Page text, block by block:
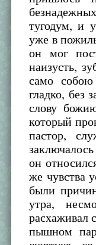
тугодум, и
уже в
он мог
наизусть,
само собою
гладко, без
слову
который
пастор,
он
же чувства
были
утра,
расхаживал
пышном